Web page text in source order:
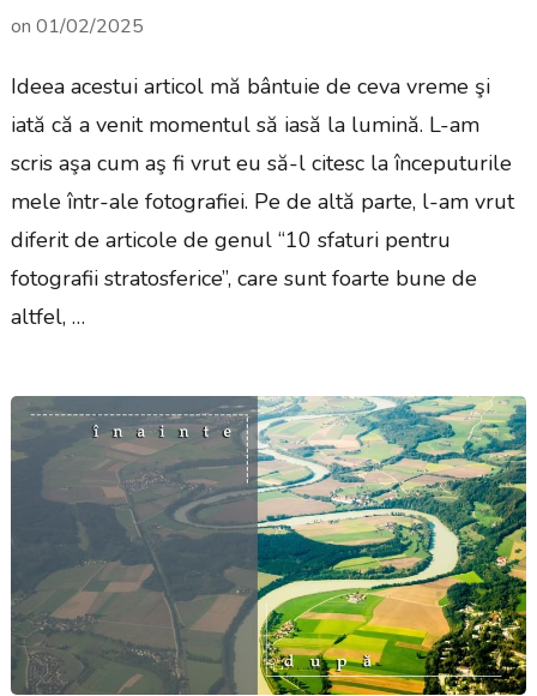
on 01/02/2025
Ideea acestui articol mă bântuie de ceva vreme şi
iată că a venit momentul să iasă la lumină. L-am
scris aşa cum aş fi vrut eu să-l citesc la începuturile
mele într-ale fotografiei. Pe de altă parte, l-am vrut
diferit de articole de genul “10 sfaturi pentru
fotografii stratosferice”, care sunt foarte bune de
altfel, …